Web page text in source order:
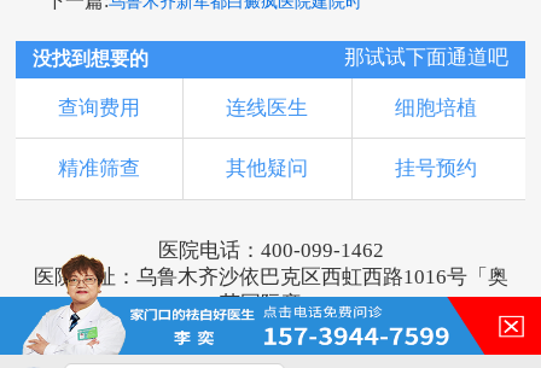
没找到想要的 那试试下面通道吧
查询费用 连线医生 细胞培植
精准筛查 其他疑问 挂号预约
医院电话：400-099-1462
医院地址：乌鲁木齐沙依巴克区西虹西路1016号「奥
莱国际旁」
版权所有：乌鲁木齐新军都皮肤病医院
新ICP备16001749号-3